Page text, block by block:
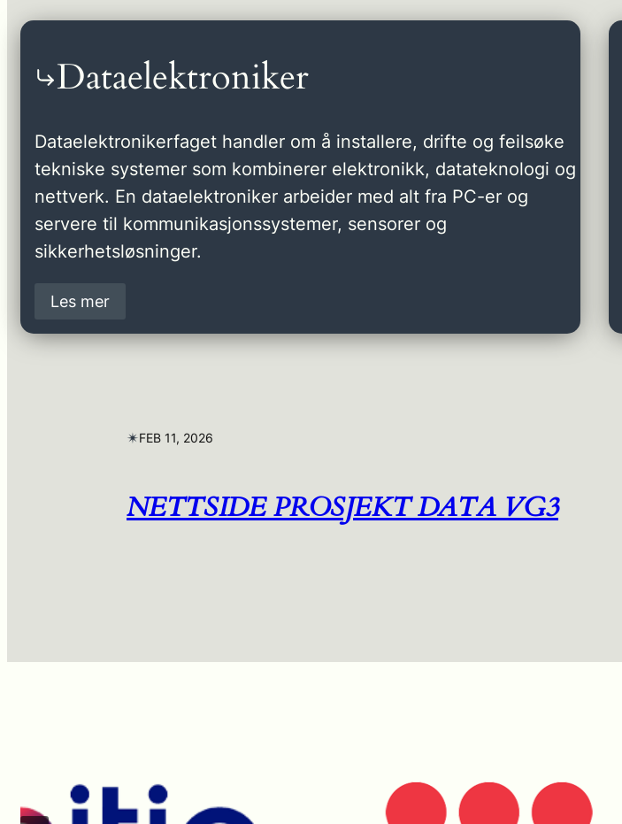
Dataelektroniker
Dataelektronikerfaget handler om å installere, drifte og feilsøke
tekniske systemer som kombinerer elektronikk, datateknologi og
nettverk. En dataelektroniker arbeider med alt fra PC-er og
servere til kommunikasjonssystemer, sensorer og
sikkerhetsløsninger.
Les mer
✴︎FEB 11, 2026
NETTSIDE PROSJEKT DATA VG3